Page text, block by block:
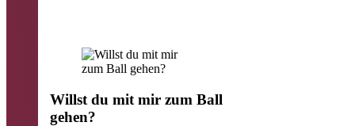
Willst du mit mir zum Ball
gehen?